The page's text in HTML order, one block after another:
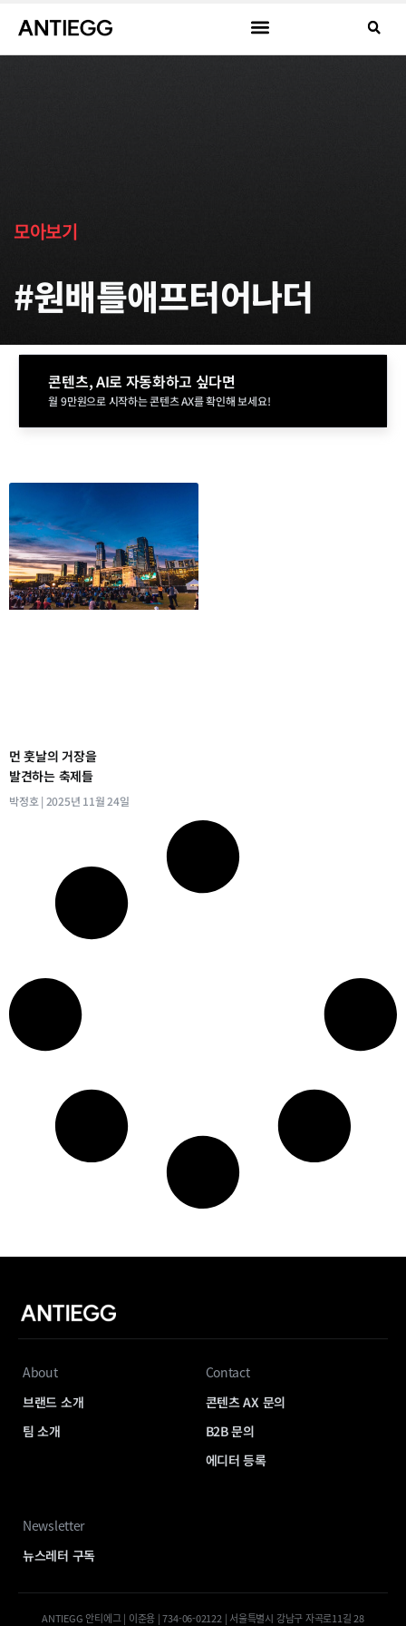
모아보기
#원배틀애프터어나더
콘텐츠, AI로 자동화하고 싶다면
월 9만원으로 시작하는 콘텐츠 AX를 확인해 보세요!
먼 훗날의 거장을
발견하는 축제들
박정호 2025년 11월 24일
About
브랜드 소개
팀 소개
Contact
콘텐츠 AX 문의
B2B 문의
에디터 등록
Newsletter
뉴스레터 구독
ANTIEGG 안티에그 | 이준용 | 734-06-02122 | 서울특별시 강남구 자곡로11길 28